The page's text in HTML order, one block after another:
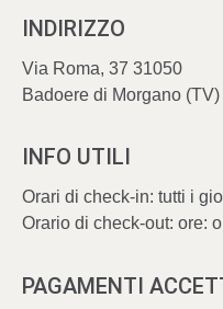
INDIRIZZO
Via Roma, 37 31050
Badoere di Morgano (TV)
INFO UTILI
Orari di check-in: tutti i
Orario di check-out: ore:
PAGAMENTI